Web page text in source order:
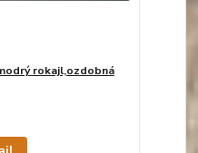
rokajl,ozdobná